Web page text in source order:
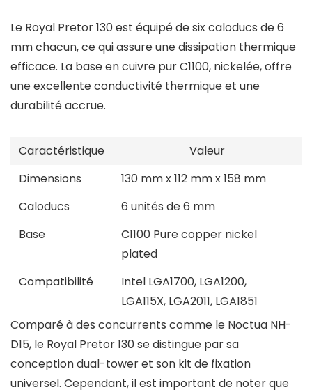
Le Royal Pretor 130 est équipé de six caloducs de 6
mm chacun, ce qui assure une dissipation thermique
efficace. La base en cuivre pur C1100, nickelée, offre
une excellente conductivité thermique et une
durabilité accrue.
Caractéristique
Valeur
Dimensions
130 mm x 112 mm x 158 mm
Caloducs
6 unités de 6 mm
Base
C1100 Pure copper nickel
plated
Compatibilité
Intel LGA1700, LGA1200,
LGA115X, LGA2011, LGA1851
Comparé à des concurrents comme le Noctua NH-
D15, le Royal Pretor 130 se distingue par sa
conception dual-tower et son kit de fixation
universel. Cependant, il est important de noter que